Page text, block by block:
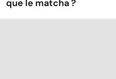
que le matcha ?